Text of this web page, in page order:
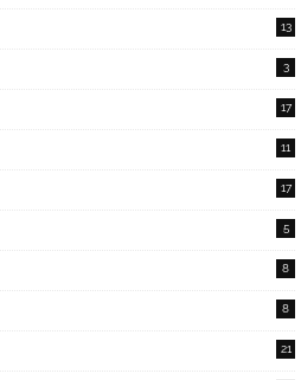
13
3
17
11
17
5
8
8
21